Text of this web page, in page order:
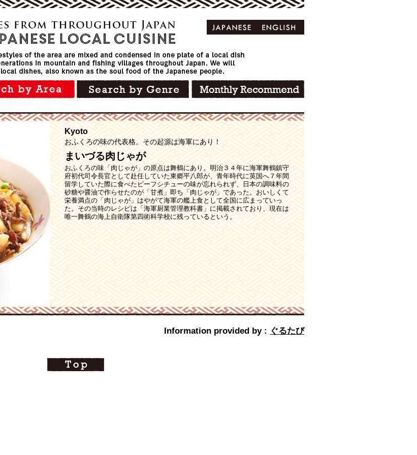
Kyoto
おふくろの味の代表格。その起源は海軍にあり！
まいづる肉じゃが
おふくろの味「肉じゃが」の原点は舞鶴にあり。明治３４年に海軍舞鶴鎮守
府初代司令長官として赴任していた東郷平八郎が、青年時代に英国へ７年間
留学していた際に食べたビーフシチューの味が忘れられず、日本の調味料の
砂糖や醤油で作らせたのが「甘煮」即ち「肉じゃが」であった。おいしくて
栄養満点の「肉じゃが」はやがて海軍の艦上食として全国に広まっていっ
た。その当時のレシピは「海軍厨業管理教科書」に掲載されており、現在は
唯一舞鶴の海上自衛隊第四術科学校に残っているという。
Information provided by : ぐるたび